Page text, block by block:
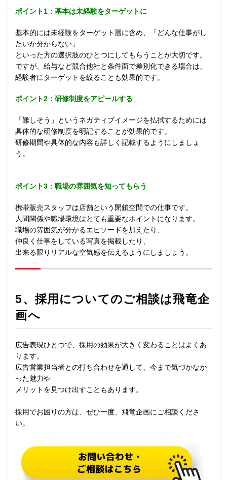
ポイント1：基本は未経験をターゲットに
基本的には未経験をターゲット層に含め、「どんな仕事がし
たいか分からない」
といった方の選択肢のひとつにしてもらうことが大切です。
ですが、給与など競合他社と条件面で差別化できる場合は、
経験者にターゲットを絞ることも効果的です。
ポイント2 ：研修制度をアピールする
「難しそう」というネガティブイメージを払拭するためには
具体的な研修制度を明記することが効果的です。
研修期間や具体的な内容も詳しく記載するようにしましょ
う。
ポイント3 ：職場の雰囲気を知ってもらう
携帯販売スタッフは店舗という閉鎖空間での仕事です。
人間関係や職場環境はとても重要なポイントになります。
職場の雰囲気が分かるエピソードを加えたり、
仲良く仕事をしている写真を掲載したり、
出来る限りリアルな空気感を伝えるようにしましょう。
5、 採用についてのご相談は飛竜企
画へ
広告表現ひとつで、採用の効果が大きく変わることはよくあ
ります。
広告営業担当者との打ち合わせを通して、今まで気づかなか
った魅力や
メリットを見つけ出すこともあります。
採用でお困りの方は、ぜひ一度、飛竜企画にご相談くださ
い。